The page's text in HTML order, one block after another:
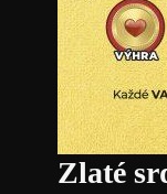
Zlaté